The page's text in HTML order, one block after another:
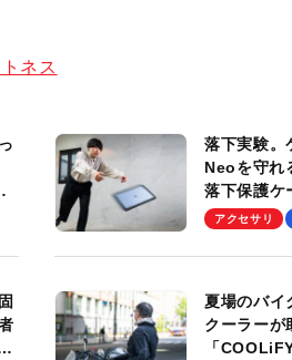
ネス
落下実験
Neoを守れ
落下保護ケ
Ultra」を
適！
アクセサリ
夏場のバイ
クーラーが
「